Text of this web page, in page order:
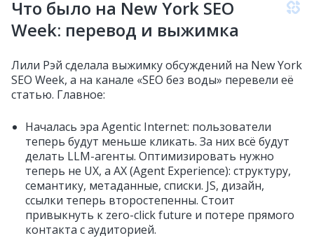
Что было на New York SEO
Week: перевод и выжимка
Лили Рэй сделала выжимку обсуждений на New York
SEO Week, а на канале «SEO без воды» перевели её
статью. Главное:
Началась эра Agentic Internet: пользователи
теперь будут меньше кликать. За них всё будут
делать LLM-агенты. Оптимизировать нужно
теперь не UX, а AX (Agent Experience): структуру,
семантику, метаданные, списки. JS, дизайн,
ссылки теперь второстепенны. Стоит
привыкнуть к zero-click future и потере прямого
контакта с аудиторией.